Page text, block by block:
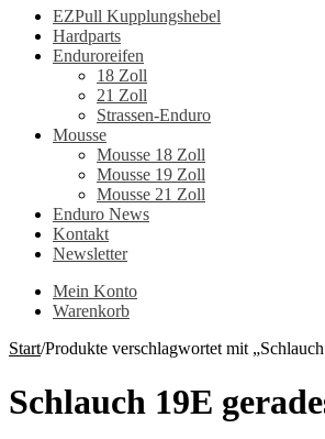
EZPull Kupplungshebel
Hardparts
Enduroreifen
18 Zoll
21 Zoll
Strassen-Enduro
Mousse
Mousse 18 Zoll
Mousse 19 Zoll
Mousse 21 Zoll
Enduro News
Kontakt
Newsletter
Mein Konto
Warenkorb
Start/Produkte verschlagwortet mit
Schlauch 19E